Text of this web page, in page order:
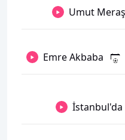
Umut
Emre Akbaba